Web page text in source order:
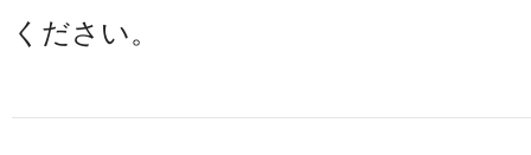
ください。